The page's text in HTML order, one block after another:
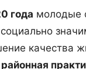
года молодые
качества